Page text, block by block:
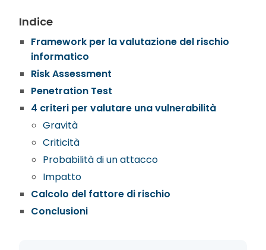
Indice
Framework per la valutazione del rischio
informatico
Risk Assessment
Penetration Test
4 criteri per valutare una vulnerabilità
Gravità
Criticità
Probabilità di un attacco
Impatto
Calcolo del fattore di rischio
Conclusioni